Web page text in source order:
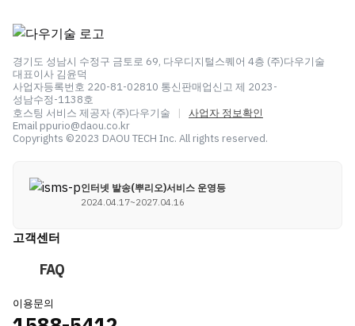
경기도 성남시 수정구 금토로 69, 다우디지털스퀘어 4층 (주)다우기술
대표이사 김윤덕
사업자등록번호 220-81-02810 통신판매업신고 제 2023-
성남수정-1138호
호스팅 서비스 제공자 (주)다우기술
| 사업자 정보확인
Email ppurio@daou.co.kr
Copyrights ©2023 DAOU TECH Inc. All rights reserved.
인터넷 발송(뿌리오)서비스 운영등
2024.04.17~2027.04.16
고객센터
FAQ
이용문의